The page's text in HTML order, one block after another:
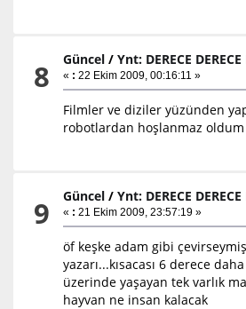
8 Güncel /Ynt: DERECE
« : 22 Ekim 2009, 00:16:11 »
Filmler ve diziler yüzünden
robotlardan hoşlanmaz
9 Güncel /Ynt: DERECE
« : 21 Ekim 2009, 23:57:19 »
öf keşke adam gibi
yazarı...kısacası 6 derece
üzerinde yaşayan tek varlık
hayvan ne insan kalacak